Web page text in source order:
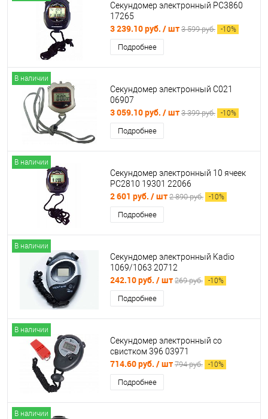
Секундомер электронный РС3860
17265
3 239.10 руб. / шт 3 599 руб. -10%
Подробнее
В наличии
Секундомер электронный С021
06907
3 059.10 руб. / шт 3 399 руб. -10%
Подробнее
В наличии
Секундомер электронный 10 ячеек
PC2810 19301 22066
2 601 руб. / шт 2 890 руб. -10%
Подробнее
В наличии
Секундомер электронный Kadio
1069/1063 20712
242.10 руб. / шт 269 руб. -10%
Подробнее
В наличии
Секундомер электронный со
свистком 396 03971
714.60 руб. / шт 794 руб. -10%
Подробнее
В наличии